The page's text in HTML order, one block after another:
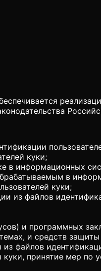
куки;
в информационных
в
куки;
из файлов
и программных
и средств
файлов
принятие мер по